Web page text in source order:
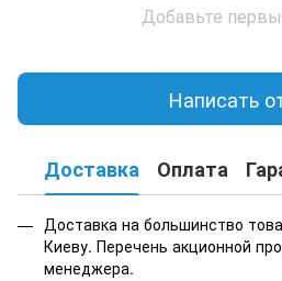
Добавьте
Написать
Доставка Оплата
Доставка на большинство
Киеву. Перечень акционной
менеджера.